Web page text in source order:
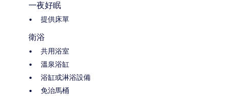
一夜好眠
提供床單
衛浴
共用浴室
溫泉浴缸
浴缸或淋浴設備
免治馬桶